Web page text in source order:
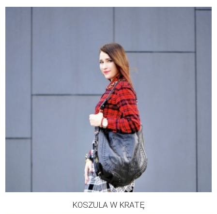
KOSZULA W KRATĘ